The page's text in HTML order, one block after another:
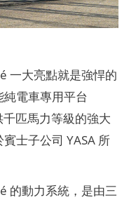
一大亮點就是強悍的
電車專用平台
匹馬力等級的強大
士子公司 YASA 所
的動力系統，是由三